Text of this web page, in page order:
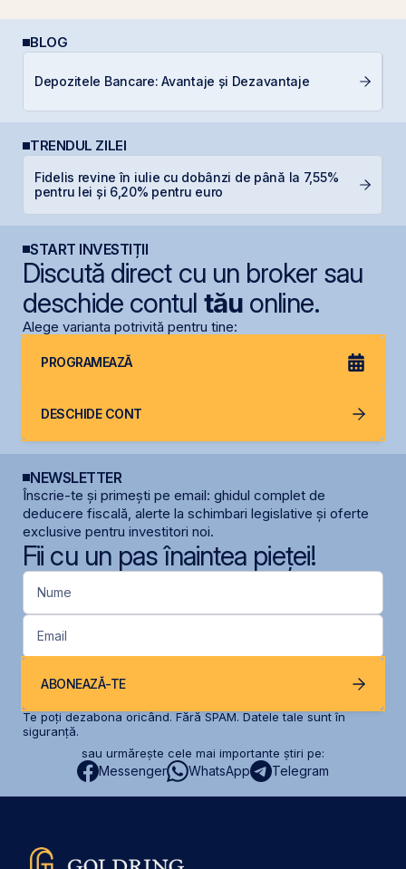
BLOG
Depozitele Bancare: Avantaje și Dezavantaje
TRENDUL ZILEI
Fidelis revine în iulie cu dobânzi de până la 7,55%
pentru lei și 6,20% pentru euro
START INVESTIȚII
Discută direct cu un broker sau
deschide contul tăuonline.
Alege varianta potrivită pentru tine:
PROGRAMEAZĂ
DESCHIDE CONT
NEWSLETTER
Înscrie-te și primești pe email: ghidul complet de
deducere fiscală, alerte la schimbari legislative și oferte
exclusive pentru investitori noi.
Fii cu un pas înaintea pieței!
Nume
Email
ABONEAZĂ-TE
Te poți dezabona oricând. Fără SPAM. Datele tale sunt în
siguranță.
sau urmărește cele mai importante știri pe:
Messenger WhatsApp Telegram